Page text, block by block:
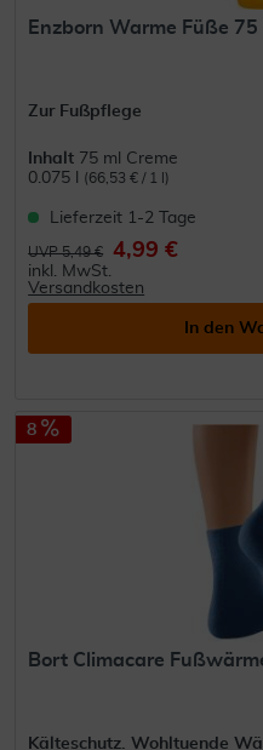
Enzborn Warme Füße 75
Zur Fußpflege
Inhalt 75 ml Creme
0.075 l
(66,53 € / 1 l)
Lieferzeit 1-2 Tage
UVP 5,49 € 4,99 €
inkl. MwSt.
Versandkosten
In den
8
Bort Climacare
Kälteschutz. Wohltuende